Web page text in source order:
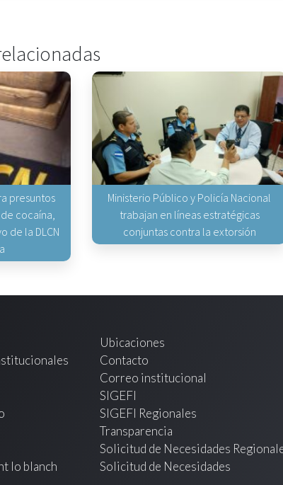
presuntos
cocaína,
de la DLCN
Ministerio Público y Policía Nacional
trabajan en líneas estratégicas
conjuntas contra la extorsión
lo blanch
Ubicaciones
Contacto
Correo institucional
SIGEFI
SIGEFI Regionales
Transparencia
Solicitud de Necesidades
Solicitud de Necesidades